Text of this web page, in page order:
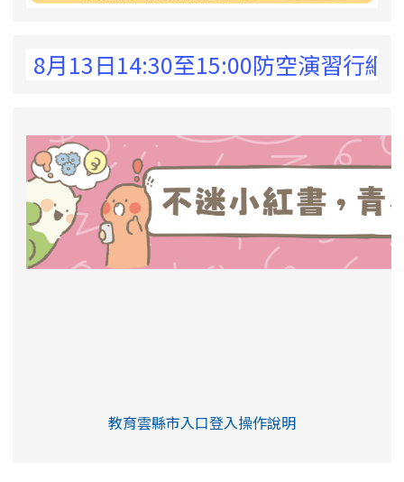
8月13日14:30至15:00防空演習行網
link to https://eliteracy.edu.tw/Shorts/
教育雲縣市入口登入操作說明